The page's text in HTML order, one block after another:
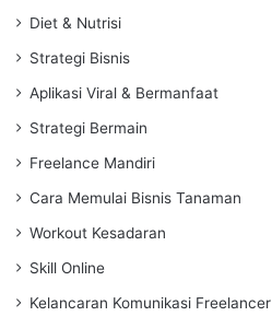
Diet & Nutrisi
Strategi Bisnis
Aplikasi Viral & Bermanfaat
Strategi Bermain
Freelance Mandiri
Cara Memulai Bisnis Tanaman
Workout Kesadaran
Skill Online
Kelancaran Komunikasi Freelancer